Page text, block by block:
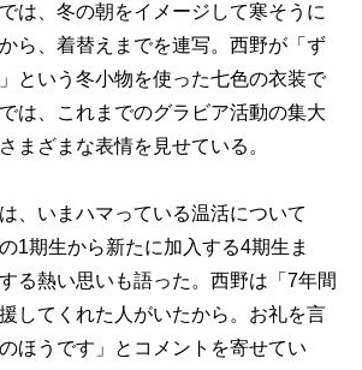
は、冬の朝をイメージして寒そうに
ら、着替えまでを連写。西野が「ず
という冬小物を使った七色の衣装で
は、これまでのグラビア活動の集大
まざまな表情を見せている。
、いまハマっている温活について
期生から新たに加入する4期生ま
る熱い思いも語った。西野は「7年間
してくれた人がいたから。お礼を言
ほうです」とコメントを寄せてい